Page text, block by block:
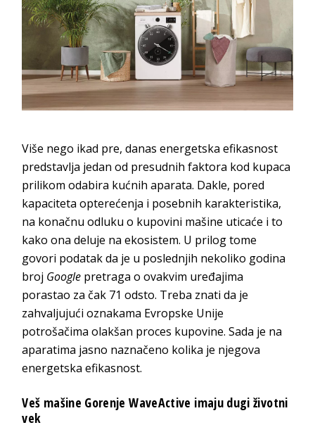
Više nego ikad pre, danas energetska efikasnost
predstavlja jedan od presudnih faktora kod kupaca
prilikom odabira kućnih aparata. Dakle, pored
kapaciteta opterećenja i posebnih karakteristika,
na konačnu odluku o kupovini mašine uticaće i to
kako ona deluje na ekosistem. U prilog tome
govori podatak da je u poslednjih nekoliko godina
broj Google pretraga o ovakvim uređajima
porastao za čak 71 odsto. Treba znati da je
zahvaljujući oznakama Evropske Unije
potrošačima olakšan proces kupovine. Sada je na
aparatima jasno naznačeno kolika je njegova
energetska efikasnost.
Veš mašine Gorenje WaveActive imaju dugi životni
vek